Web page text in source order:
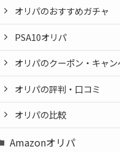
オリパのおすすめガチャ
PSA10オリパ
オリパのクーポン・キャン
オリパの評判・口コミ
オリパの比較
Amazonオリパ